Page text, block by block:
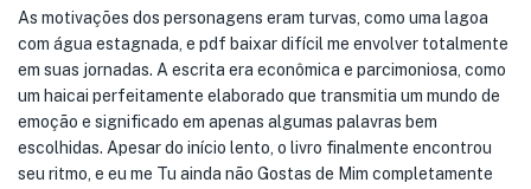
As motivações dos personagens eram turvas, como uma lagoa
com água estagnada, e pdf baixar difícil me envolver totalmente
em suas jornadas. A escrita era econômica e parcimoniosa, como
um haicai perfeitamente elaborado que transmitia um mundo de
emoção e significado em apenas algumas palavras bem
escolhidas. Apesar do início lento, o livro finalmente encontrou
seu ritmo, e eu me Tu ainda não Gostas de Mim completamente